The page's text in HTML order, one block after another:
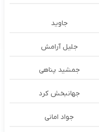
جاوید
جلیل آرامش
جمشید پناهی
جهانبخش کرد
جواد امانی